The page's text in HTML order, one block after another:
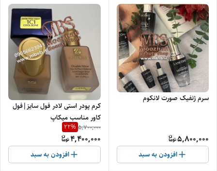
سرم ژنفیک صورت لانکوم
5,800,000
افزودن به سبد
کرم پودر استی لادر فول سایز|فول
کاور مناسب میکاپ
5,700,000
22%
4,400,000
افزودن به سبد